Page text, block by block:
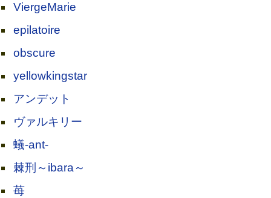
ViergeMarie
epilatoire
obscure
yellowkingstar
アンデット
ヴァルキリー
蟻-ant-
棘刑～ibara～
苺